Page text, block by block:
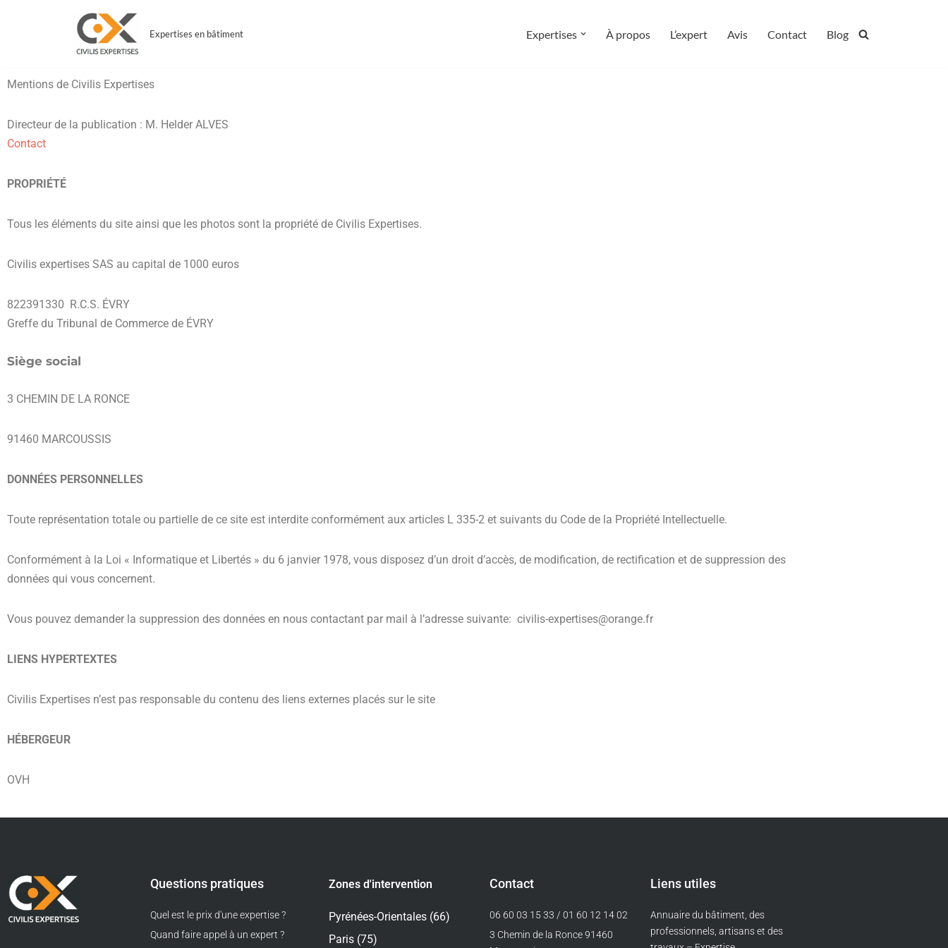
contenu
Expertises en bâtiment Expertises À propos L’expert Avis Contact Blog
Mentions de Civilis Expertises
Directeur de la publication : M. Helder ALVES
Contact
PROPRIÉTÉ
Tous les éléments du site ainsi que les photos sont la propriété de Civilis Expertises.
Civilis expertises SAS au capital de 1000 euros
822391330 R.C.S. ÉVRY
Greffe du Tribunal de Commerce de ÉVRY
Siège social
3 CHEMIN DE LA RONCE
91460 MARCOUSSIS
DONNÉES PERSONNELLES
Toute représentation totale ou partielle de ce site est interdite conformément aux articles L 335-2 et suivants du Code de la Propriété Intellectuelle.
Conformément à la Loi « Informatique et Libertés » du 6 janvier 1978, vous disposez d’un droit d’accès, de modification, de rectification et de suppression des
données qui vous concernent.
Vous pouvez demander la suppression des données en nous contactant par mail à l’adresse suivante: civilis-expertises@orange.fr
LIENS HYPERTEXTES
Civilis Expertises n’est pas responsable du contenu des liens externes placés sur le site
HÉBERGEUR
OVH
Questions pratiques
Quel est le prix d'une expertise ?
Quand faire appel à un expert ?
Zones d'intervention
Pyrénées-Orientales (66)
Paris (75)
Contact
06 60 03 15 33 / 01 60 12 14 02
3 Chemin de la Ronce 91460
Liens utiles
Annuaire du bâtiment, des
professionnels, artisans et des